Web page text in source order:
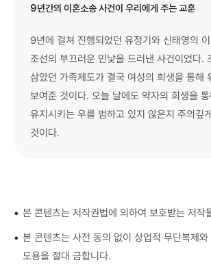
9년간의 이혼소송 사건이 우리에게 주는 교훈
9년에 걸쳐 진행되었던 유정기와 신태영의
조선의 부끄러운 민낯을 드러낸 사건이었다.
삼았던 가족제도가 결국 여성의 희생을 통해
보여준 것이다. 오늘 날에도 약자의 희생을
유지시키는 우를 범하고 있지 않은지 주의깊
것이다.
• 본 콘텐츠는 저작권법에 의하여 보호받는 저작
• 본 콘텐츠는 사전 동의 없이 상업적 무단복제
도용을 절대 금합니다.